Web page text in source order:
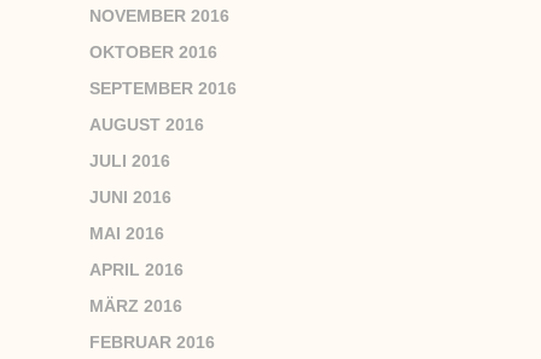
NOVEMBER 2016
OKTOBER 2016
SEPTEMBER 2016
AUGUST 2016
JULI 2016
JUNI 2016
MAI 2016
APRIL 2016
MÄRZ 2016
FEBRUAR 2016